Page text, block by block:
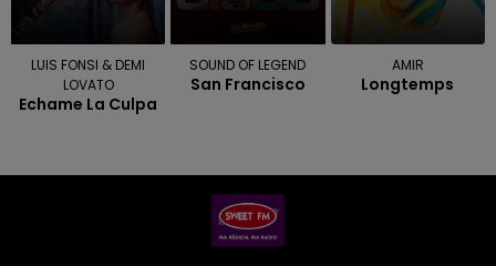
LUIS FONSI & DEMI
LOVATO
Echame La Culpa
SOUND OF LEGEND
San Francisco
AMIR
Longtemps